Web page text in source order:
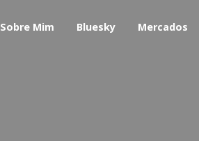
Sobre Mim Bluesky Mercados